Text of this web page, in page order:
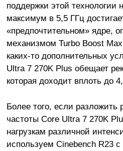
поддержки этой технологии
максимум в 5,5 ГГц
«предпочтительном» ядре,
механизмом Turbo Boost
каких-то дополнительных
Ultra 7 270K Plus обещает
которая доходит вплоть до
Более того, если
частоты Core Ultra 7 270K
нагрузкам различной
используем Cinebench R23 с